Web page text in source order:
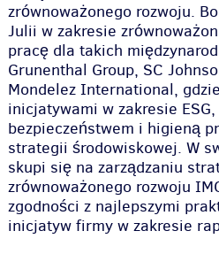
zrównoważonego rozwoju.
Julii w zakresie
pracę dla takich
Grunenthal Group, SC
Mondelez International,
inicjatywami w zakresie
bezpieczeństwem i higieną
strategii środowiskowej. W
skupi się na zarządzaniu
zrównoważonego rozwoju
zgodności z najlepszymi
inicjatyw firmy w zakresie